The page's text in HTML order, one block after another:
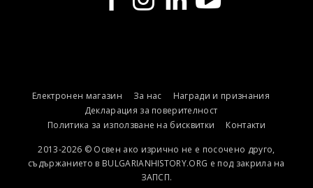
Електронен магазин За нас
Награди и признания
Декларация за поверителност
Политика за използване на бисквитки
Контакти
2013-2026 © Освен ако изрично не е посочено друго,
съдържанието в BULGARIANHISTORY.ORG е под закрила на
ЗАПСП.